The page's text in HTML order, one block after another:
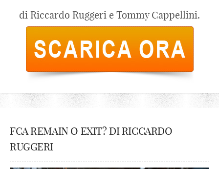
di Riccardo Ruggeri e Tommy Cappellini.
FCA REMAIN O EXIT? DI RICCARDO
RUGGERI